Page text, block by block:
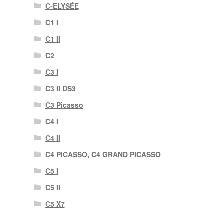
C-ELYSÉE
C1 I
C1 II
C2
C3 I
C3 II DS3
C3 Picasso
C4 I
C4 II
C4 PICASSO, C4 GRAND PICASSO
C5 I
C5 II
C5 X7